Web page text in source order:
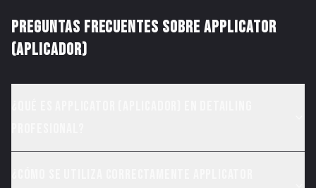
PREGUNTAS FRECUENTES SOBRE APPLICATOR
(APLICADOR)